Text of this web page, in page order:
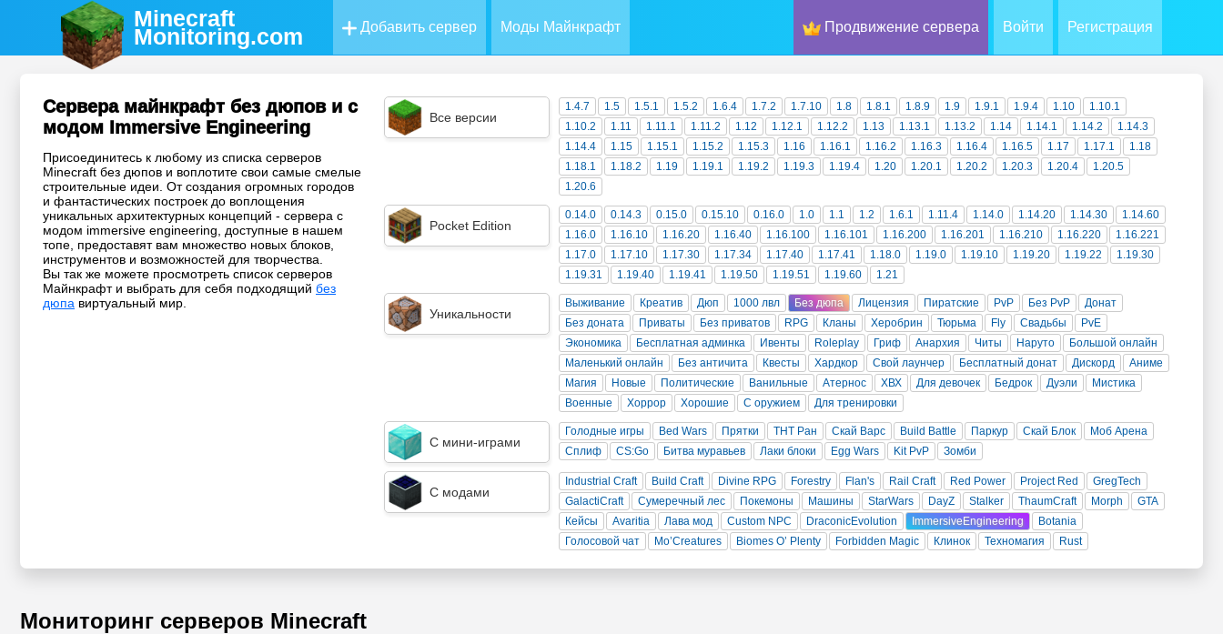
Minecraft
Monitoring.com Добавить сервер Моды Майнкрафт Продвижение сервера Войти Регистрация
Сервера майнкрафт без дюпов и с
модом Immersive Engineering
Присоединитесь к любому из списка серверов
Minecraft без дюпов и воплотите свои самые смелые
строительные идеи. От создания огромных городов
и фантастических построек до воплощения
уникальных архитектурных концепций - сервера с
модом immersive engineering, доступные в нашем
топе, предоставят вам множество новых блоков,
инструментов и возможностей для творчества.
Вы так же можете просмотреть список серверов
Майнкрафт и выбрать для себя подходящий без
дюпа виртуальный мир.
Все версии
1.4.7 1.5 1.5.1 1.5.2 1.6.4 1.7.2 1.7.10 1.8 1.8.1 1.8.9 1.9 1.9.1 1.9.4 1.10
1.10.1
1.10.2
1.11 1.11.1 1.11.2 1.12 1.12.1 1.12.2 1.13 1.13.1 1.13.2 1.14 1.14.1 1.14.2
1.14.3
1.14.4
1.15 1.15.1 1.15.2 1.15.3 1.16 1.16.1 1.16.2 1.16.3 1.16.4 1.16.5 1.17 1.17.1
1.18
1.18.1
1.18.2 1.19 1.19.1 1.19.2 1.19.3 1.19.4 1.20 1.20.1 1.20.2 1.20.3 1.20.4
1.20.5
1.20.6
Pocket Edition
0.14.0 0.14.3 0.15.0 0.15.10 0.16.0 1.0 1.1 1.2 1.6.1 1.11.4 1.14.0 1.14.20 1.14.30
1.14.60
1.16.0
1.16.10 1.16.20 1.16.40 1.16.100 1.16.101 1.16.200 1.16.201 1.16.210 1.16.220
1.16.221
1.17.0
1.17.10 1.17.30 1.17.34 1.17.40 1.17.41 1.18.0 1.19.0 1.19.10 1.19.20 1.19.22
1.19.30
1.19.31
1.19.40 1.19.41 1.19.50 1.19.51 1.19.60 1.21
Уникальности
Выживание Креатив Дюп 1000 лвл Без дюпа Лицензия Пиратские PvP Без PvP
Донат
Без доната
Приваты Без приватов RPG Кланы Херобрин Тюрьма Fly Свадьбы
PvE
Экономика
Бесплатная админка Ивенты Roleplay Гриф Анархия Читы Наруто
Большой онлайн
Маленький онлайн
Без античита Квесты Хардкор Свой лаунчер Бесплатный донат Дискорд
Аниме
Магия
Новые Политические Ванильные Атернос ХВХ Для девочек Бедрок Дуэли
Мистика
Военные
Хоррор Хорошие С оружием Для тренировки
С мини-играми
Голодные игры Bed Wars Прятки ТНТ Ран Скай Варс Build Battle Паркур Скай Блок
Моб Арена
Сплиф
CS:Go Битва муравьев Лаки блоки Egg Wars Kit PvP Зомби
С модами
Industrial Craft Build Craft Divine RPG Forestry Flan's Rail Craft Red Power Project Red
GregTech
GalactiCraft
Сумеречный лес Покемоны Машины StarWars DayZ Stalker ThaumCraft Morph
GTA
Кейсы
Avaritia Лава мод Custom NPC DraconicEvolution ImmersiveEngineering
Botania
Голосовой чат
Mo’Creatures Biomes O’ Plenty Forbidden Magic Клинок Техномагия Rust
Мониторинг серверов Minecraft